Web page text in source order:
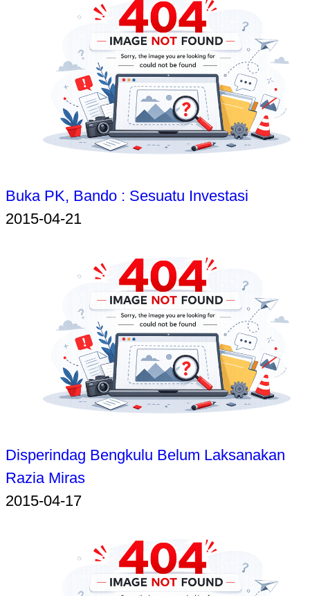
Buka PK, Bando : Sesuatu Investasi
2015-04-21
Disperindag Bengkulu Belum Laksanakan
Razia Miras
2015-04-17